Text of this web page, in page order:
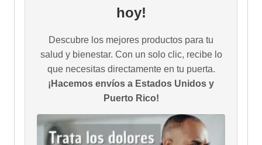
hoy!
Descubre los mejores productos para tu
salud y bienestar. Con un solo clic, recibe lo
que necesitas directamente en tu puerta.
¡Hacemos envíos a Estados Unidos y
Puerto Rico!